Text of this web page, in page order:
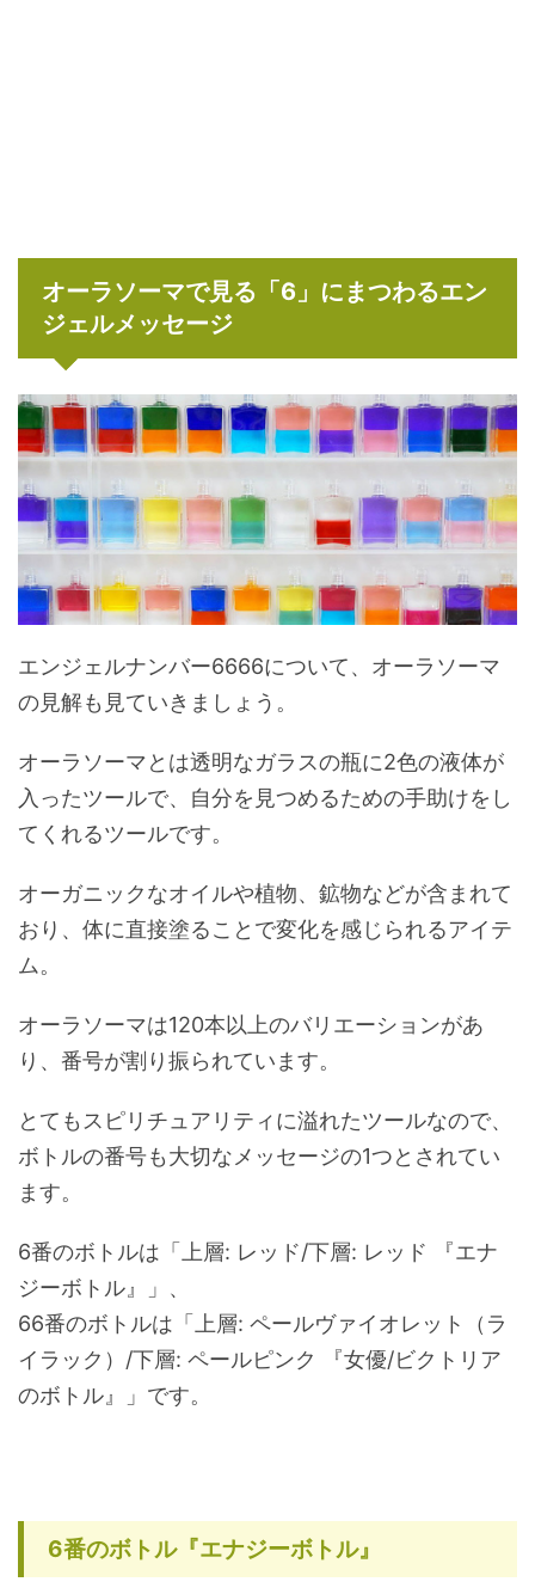
オーラソーマで見る「6」にまつわるエン
ジェルメッセージ
エンジェルナンバー6666について、オーラソーマ
の見解も見ていきましょう。
オーラソーマとは透明なガラスの瓶に2色の液体が
入ったツールで、自分を見つめるための手助けをし
てくれるツールです。
オーガニックなオイルや植物、鉱物などが含まれて
おり、体に直接塗ることで変化を感じられるアイテ
ム。
オーラソーマは120本以上のバリエーションがあ
り、番号が割り振られています。
とてもスピリチュアリティに溢れたツールなので、
ボトルの番号も大切なメッセージの1つとされてい
ます。
6番のボトルは「上層: レッド/下層: レッド 『エナ
ジーボトル』」、
66番のボトルは「上層: ペールヴァイオレット（ラ
イラック）/下層: ペールピンク 『女優/ビクトリア
のボトル』」です。
6番のボトル『エナジーボトル』